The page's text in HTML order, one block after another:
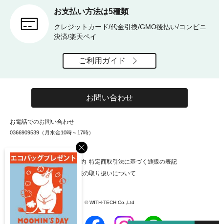
×
お支払い方法は5種類
クレジットカード/代金引換/GMO後払い/コンビニ
決済/楽天ペイ
ご利用ガイド
お問い合わせ
お電話でのお問い合わせ
0366909539（月水金10時～17時）
お知らせ 会社概要 利用規約 特定商取引法に基づく通販の表記
個人情報保護方針 個人情報の取り扱いについて
© WITH-TECH Co.,Ltd